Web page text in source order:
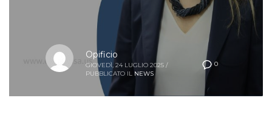
0
Opificio
GIOVEDÌ, 24 LUGLIO 2025 /
PUBBLICATO IL NEWS